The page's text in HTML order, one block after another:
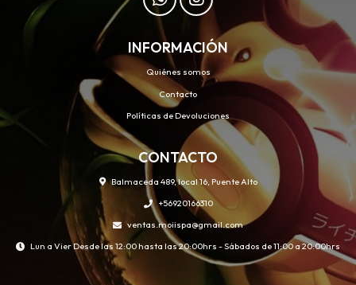
INFORMACIÓN
Quiénes somos
Contacto
Políticas de Devoluciones
CONTACTO
Balmaceda 489, local 16, Puente Alto
+56920166310
ventas.moiispa@gmail.com
Lun a Vier Desde las 12:00 hasta las 20:00hrs - Sábados de 11:00 a 20:00hrs